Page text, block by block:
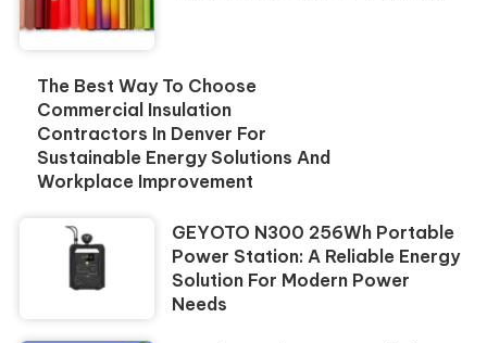
The Best Way To Choose
Commercial Insulation
Contractors In Denver For
Sustainable Energy Solutions And
Workplace Improvement
GEYOTO N300 256Wh Portable
Power Station: A Reliable Energy
Solution For Modern Power
Needs